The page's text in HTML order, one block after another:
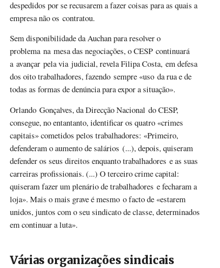
despedidos por se recusarem a fazer coisas para as quais a
empresa não os contratou.
Sem disponibilidade da Auchan para resolver o
problema na mesa das negociações, o CESP continuará
a avançar pela via judicial, revela Filipa Costa, em defesa
dos oito trabalhadores, fazendo sempre «uso da rua e de
todas as formas de denúncia para expor a situação».
Orlando Gonçalves, da Direcção Nacional do CESP,
consegue, no entantanto, identificar os quatro «crimes
capitais» cometidos pelos trabalhadores: «Primeiro,
defenderam o aumento de salários (...), depois, quiseram
defender os seus direitos enquanto trabalhadores e as suas
carreiras profissionais. (...) O terceiro crime capital:
quiseram fazer um plenário de trabalhadores e fecharam a
loja». Mais o mais grave é mesmo o facto de «estarem
unidos, juntos com o seu sindicato de classe, determinados
em continuar a luta».
Várias organizações sindicais